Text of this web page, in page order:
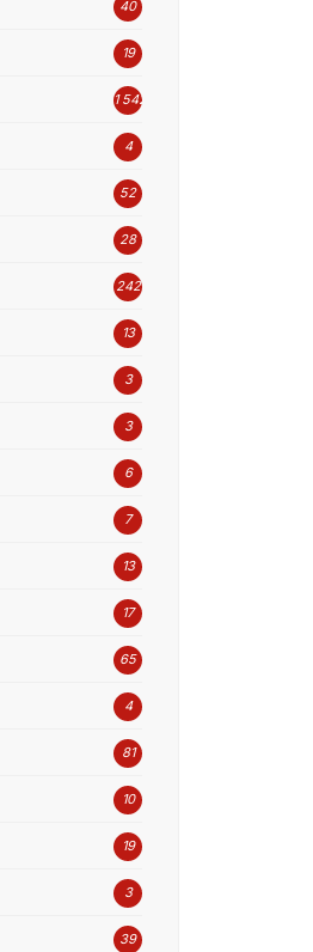
40
19
1 542
4
52
28
242
13
3
3
6
7
13
17
65
4
81
10
19
3
39